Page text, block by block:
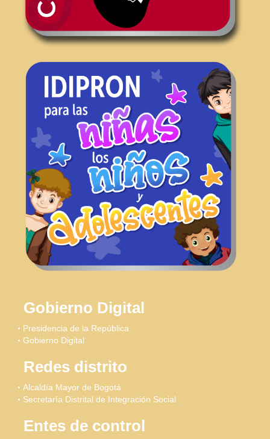
Gobierno Digital
Presidencia de la República
Gobierno Digital
Redes distrito
Alcaldía Mayor de Bogotá
Secretaría Distrital de Integración Social
Entes de control